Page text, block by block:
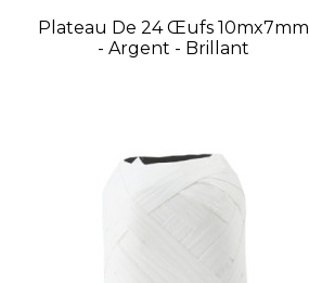
Plateau De 24 Œufs 10mx7mm
- Argent - Brillant